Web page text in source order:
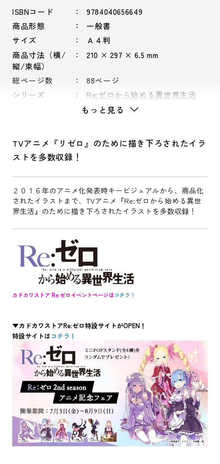
ISBNコード
9784040656649
商品形態
一般書
サイズ
Ａ４判
商品寸法（横/
縦/束幅）
210 × 297 × 6.5 mm
総ページ数
88ページ
シリーズ
Re:ゼロから始める異世界生活
もっと見る
TVアニメ『リゼロ』のために描き下ろされたイラ
ストを多数収録！
２０１６年のアニメ化発表時キービジュアルから、商品化
されたイラストまで、TVアニメ『Re:ゼロから始める異世
界生活』のために描き下ろされたイラストを多数収録！
カドカワストア Re:ゼロイベントページはコチラ！
▼カドカワストアRe:ゼロ特設サイトがOPEN！
特設サイトはコチラ！